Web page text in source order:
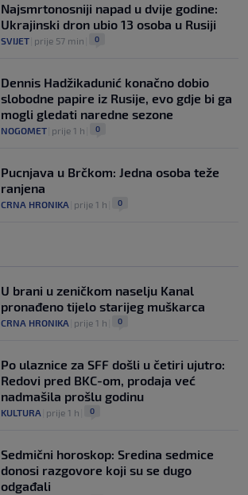
Najsmrtonosniji napad u dvije godine:
Ukrajinski dron ubio 13 osoba u Rusiji
SVIJET prije 57 min 0
Dennis Hadžikadunić konačno dobio
slobodne papire iz Rusije, evo gdje bi ga
mogli gledati naredne sezone
NOGOMET prije 1 h 0
Pucnjava u Brčkom: Jedna osoba teže
ranjena
CRNA HRONIKA prije 1 h 0
U brani u zeničkom naselju Kanal
pronađeno tijelo starijeg muškarca
CRNA HRONIKA prije 1 h 0
Po ulaznice za SFF došli u četiri ujutro:
Redovi pred BKC-om, prodaja već
nadmašila prošlu godinu
KULTURA prije 1 h 0
Sedmični horoskop: Sredina sedmice
donosi razgovore koji su se dugo
odgađali